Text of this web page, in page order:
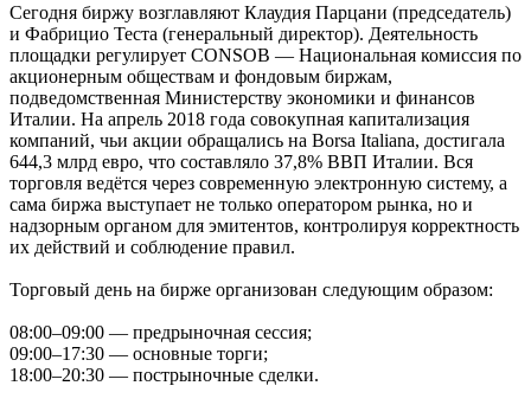
Сегодня биржу возглавляют Клаудия Парцани (председатель)
и Фабрицио Теста (генеральный директор). Деятельность
площадки регулирует CONSOB — Национальная комиссия по
акционерным обществам и фондовым биржам,
подведомственная Министерству экономики и финансов
Италии. На апрель 2018 года совокупная капитализация
компаний, чьи акции обращались на Borsa Italiana, достигала
644,3 млрд евро, что составляло 37,8% ВВП Италии. Вся
торговля ведётся через современную электронную систему, а
сама биржа выступает не только оператором рынка, но и
надзорным органом для эмитентов, контролируя корректность
их действий и соблюдение правил.
Торговый день на бирже организован следующим образом:
08:00–09:00 — предрыночная сессия;
09:00–17:30 — основные торги;
18:00–20:30 — пострыночные сделки.